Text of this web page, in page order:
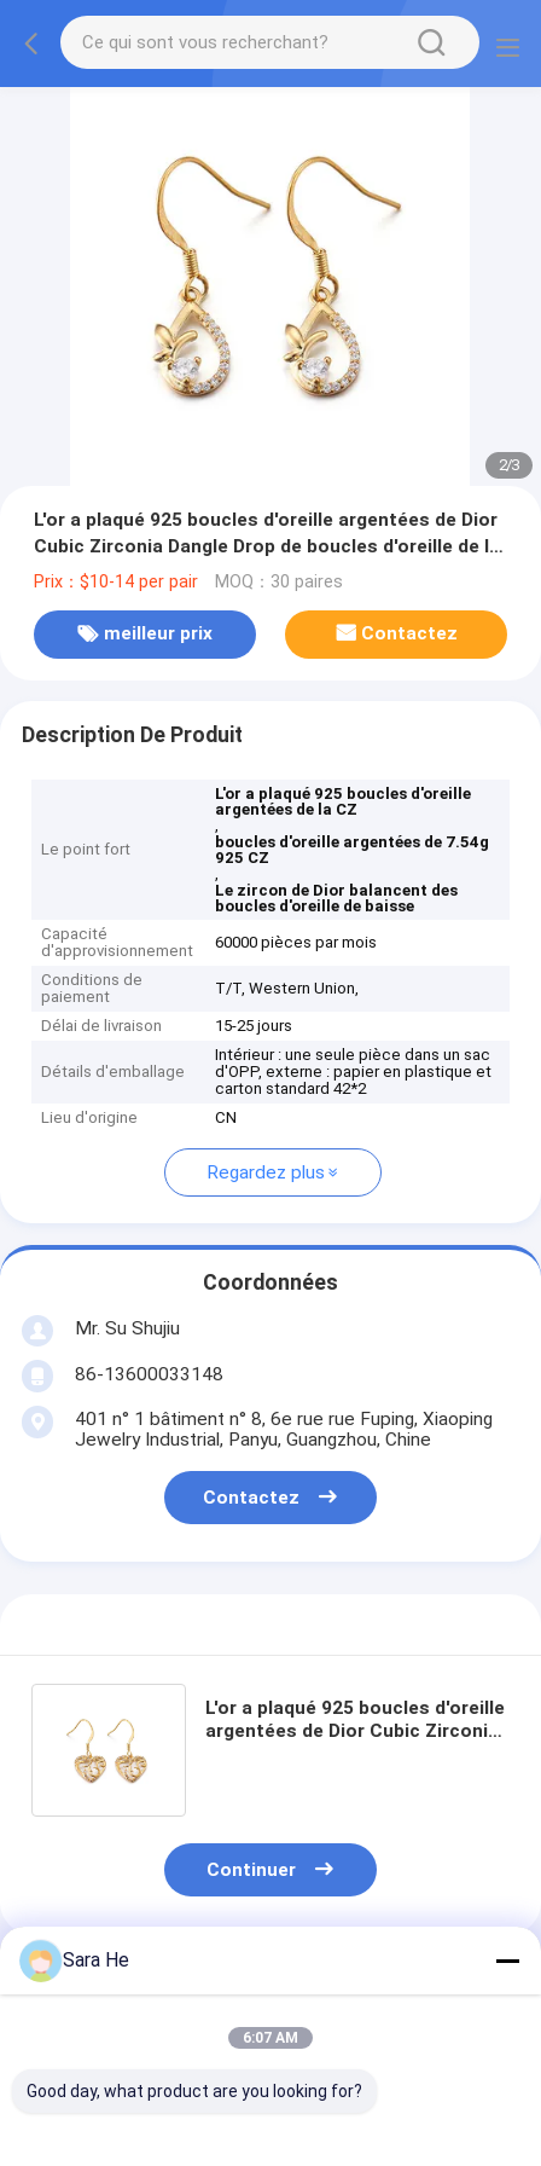
2/3
L'or a plaqué 925 boucles d'oreille argentées de Dior
Cubic Zirconia Dangle Drop de boucles d'oreille de la
CZ
Prix：$10-14 per pair MOQ：30 paires
meilleur prix Contactez
Description De Produit
Le point fort
L'or a plaqué 925 boucles d'oreille
argentées de la CZ
,
boucles d'oreille argentées de 7.54g
925 CZ
,
Le zircon de Dior balancent des
boucles d'oreille de baisse
Capacité
d'approvisionnement
60000 pièces par mois
Conditions de
paiement
T/T, Western Union,
Délai de livraison 15-25 jours
Détails d'emballage
Intérieur : une seule pièce dans un sac
d'OPP, externe : papier en plastique et
carton standard 42*2
Lieu d'origine
CN
Regardez plus
Coordonnées
Mr. Su Shujiu
86-13600033148
401 n° 1 bâtiment n° 8, 6e rue rue Fuping, Xiaoping
Jewelry Industrial, Panyu, Guangzhou, Chine
Contactez
L'or a plaqué 925 boucles d'oreille
argentées de Dior Cubic Zirconia
Continuer
Produits Recommandés
Sara He
6:07 AM
Good day, what product are you looking for?